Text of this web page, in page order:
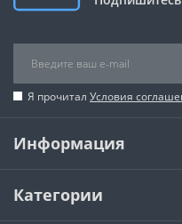
Я прочитал Условия
Информация
Категории